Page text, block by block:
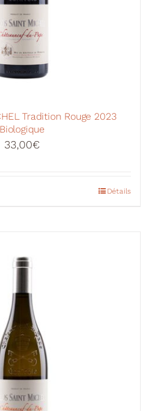
Tradition Rouge 2023
Biologique
33,00€
Détails